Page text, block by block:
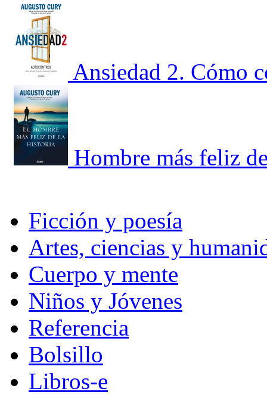
Ansiedad 2. Cómo
Hombre más feliz
Ficción y poesía
Artes, ciencias y
Cuerpo y mente
Niños y Jóvenes
Referencia
Bolsillo
Libros-e